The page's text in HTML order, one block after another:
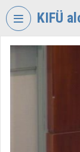
Fejléc kihagyása
KIFÜ
INFORMATIKAI